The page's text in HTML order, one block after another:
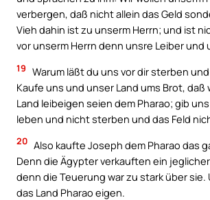
verbergen, daß nicht allein das Geld
Vieh dahin ist zu unserm Herrn; und ist
vor unserm Herrn denn unsre Leiber und
19 Warum läßt du uns vor dir sterben
Kaufe uns und unser Land ums Brot, daß
Land leibeigen seien dem Pharao; gib
leben und nicht sterben und das Feld
20 Also kaufte Joseph dem Pharao das
Denn die Ägypter verkauften ein
denn die Teuerung war zu stark über sie.
das Land Pharao eigen.